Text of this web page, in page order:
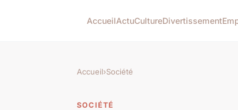
AccueilActuCultureDivertissement
Accueil›Société
SOCIÉTÉ